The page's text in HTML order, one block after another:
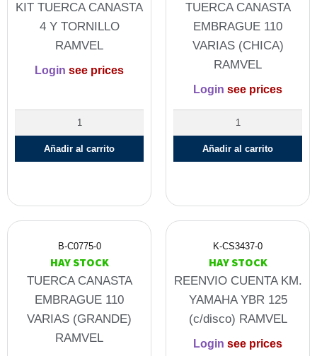
KIT TUERCA CANASTA
4 Y TORNILLO
RAMVEL
Login see prices
Añadir al carrito
TUERCA CANASTA
EMBRAGUE 110
VARIAS (CHICA)
RAMVEL
Login see prices
Añadir al carrito
B-C0775-0
HAY STOCK
TUERCA CANASTA
EMBRAGUE 110
VARIAS (GRANDE)
RAMVEL
K-CS3437-0
HAY STOCK
REENVIO CUENTA KM.
YAMAHA YBR 125
(c/disco) RAMVEL
Login see prices